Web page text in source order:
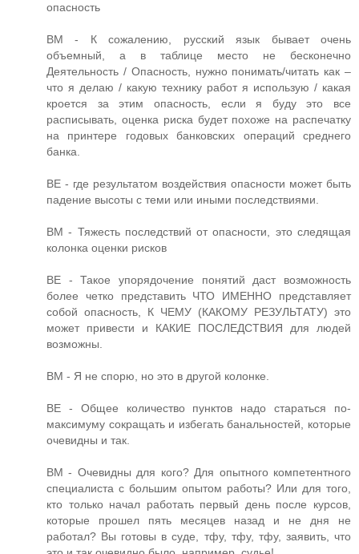
опасность
ВМ - К сожалению, русский язык бывает очень
объемный, а в таблице место не бесконечно
Деятельность / Опасность, нужно понимать/читать как –
что я делаю / какую технику работ я использую / какая
кроется за этим опасность, если я буду это все
расписывать, оценка риска будет похоже на распечатку
на принтере годовых банковских операций среднего
банка.
ВЕ - где результатом воздействия опасности может быть
падение высоты с теми или иными последствиями.
ВМ - Тяжесть последствий от опасности, это следящая
колонка оценки рисков
ВЕ - Такое упорядочение понятий даст возможность
более четко представить ЧТО ИМЕННО представляет
собой опасность, К ЧЕМУ (КАКОМУ РЕЗУЛЬТАТУ) это
может привести и КАКИЕ ПОСЛЕДСТВИЯ для людей
возможны.
ВМ - Я не спорю, но это в другой колонке.
ВЕ - Общее количество пунктов надо стараться по-
максимуму сокращать и избегать банальностей, которые
очевидны и так.
ВМ - Очевидны для кого? Для опытного компетентного
специалиста с большим опытом работы? Или для того,
кто только начал работать первый день после курсов,
которые прошел пять месяцев назад и не дня не
работал? Вы готовы в суде, тфу, тфу, тфу, заявить, что